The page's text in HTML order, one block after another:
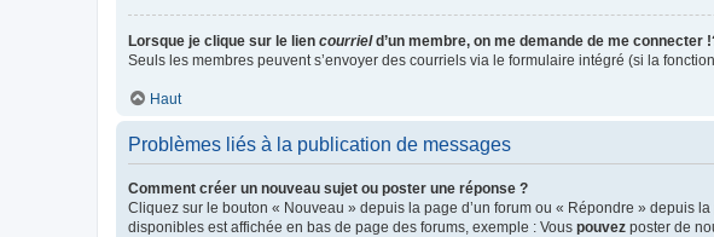
Lorsque je clique sur le lien courrield’un membre, on me demande de me connecter
Seuls les membres peuvent s’envoyer des courriels via le formulaire intégré (si la
Haut
Problèmes liés à la publication de messages
Comment créer un nouveau sujet ou poster une réponse ?
Cliquez sur le bouton « Nouveau » depuis la page d’un forum ou « Répondre » depuis
disponibles est affichée en bas de page des forums, exemple : Vous pouvez poster de